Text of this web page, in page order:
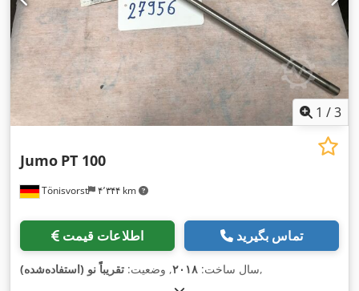
1 /3
Tönisvorst ۴٬۳۴۴ km
Jumo PT 100
اطلاعات قیمت تماس بگیرید
سال ساخت: ۲۰۱۸, وضعیت: تقریباً نو (استفاده‌شده) ,